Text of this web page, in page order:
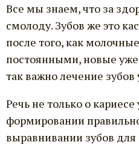
Все мы знаем, что за
смолоду. Зубов же это
после того, как
постоянными, новые
так важно лечение зубов
Речь не только о
формировании
выравнивании зубов